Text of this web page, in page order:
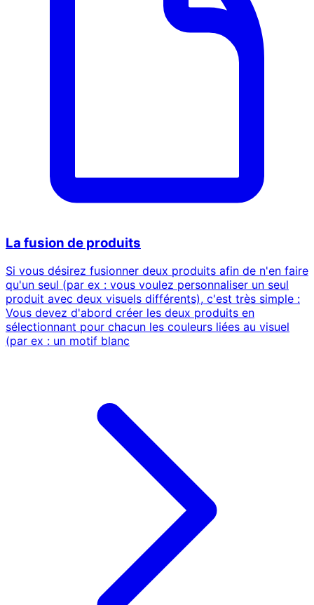
La fusion de produits
Si vous désirez fusionner deux produits afin de n'en faire
qu'un seul (par ex : vous voulez personnaliser un seul
produit avec deux visuels différents), c'est très simple :
Vous devez d'abord créer les deux produits en
sélectionnant pour chacun les couleurs liées au visuel
(par ex : un motif blanc